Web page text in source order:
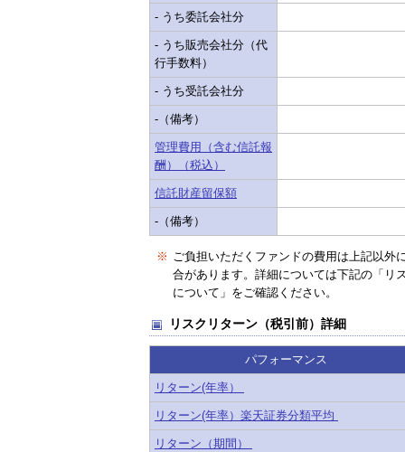
- うち委託会社分
- うち販売会社分（代
行手数料）
- うち受託会社分
-（備考）
管理費用（含む信託報
酬）（税込）
信託財産留保額
-（備考）
※ ご負担いただくファンドの費用は上記以外
合があります。詳細については下記の「リ
について」をご確認ください。
リスクリターン（税引前）詳細
パフォーマンス
リターン(年率）
リターン(年率）楽天証券分類平均
リターン（期間）